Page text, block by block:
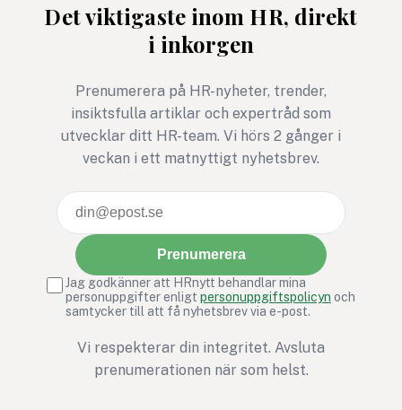
inkluderande arbetsplatser
attraherar inte bara
stärker också sin
innovationskraft, sitt
ledarskap och sin
långsiktiga
framåt. Hur
Det viktigaste inom HR, direkt
i inkorgen
Prenumerera på HR-nyheter, trender,
insiktsfulla artiklar och expertråd som
utvecklar ditt HR-team. Vi hörs 2 gånger i
veckan i ett matnyttigt nyhetsbrev.
Prenumerera
Jag godkänner att HRnytt behandlar mina
personuppgifter enligt personuppgiftspolicyn och
samtycker till att få nyhetsbrev via e-post.
Vi respekterar din integritet. Avsluta
prenumerationen när som helst.